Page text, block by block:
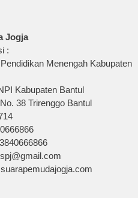
Jogja
:
Menengah Kabupaten
Kabupaten Bantul
38 Trirenggo Bantul